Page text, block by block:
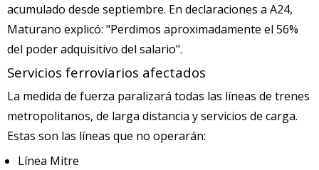
acumulado desde septiembre. En declaraciones a A24,
Maturano explicó: "Perdimos aproximadamente el 56%
del poder adquisitivo del salario".
Servicios ferroviarios afectados
La medida de fuerza paralizará todas las líneas de trenes
metropolitanos, de larga distancia y servicios de carga.
Estas son las líneas que no operarán:
Línea Mitre